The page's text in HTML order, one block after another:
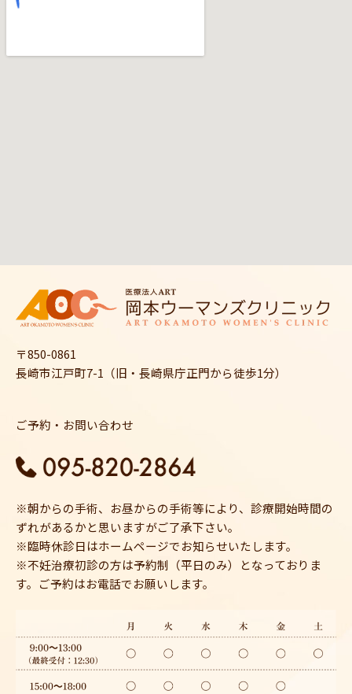
〒850-0861
長崎市江戸町7-1（旧・長崎県庁正門から徒歩1分）
ご予約・お問い合わせ
※朝からの手術、お昼からの手術等により、診療開始時間の
ずれがあるかと思いますがご了承下さい。
※臨時休診日はホームページでお知らせいたします。
※不妊治療初診の方は予約制（平日のみ）となっておりま
す。ご予約はお電話でお願いします。